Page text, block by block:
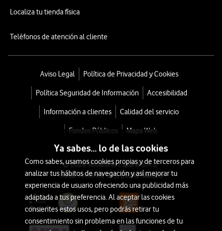
Localiza tu tienda física
Teléfonos de atención al cliente
Aviso Legal Política de Privacidad y Cookies
Política Seguridad de Información Accesibilidad
Información a clientes Calidad del servicio
Fondos Públicos Mapa Web
© 2026 Vodafone España S.A.U.
Avda. América 115, 28042 Madrid
Ya sabes... lo de las cookies
Como sabes, usamos cookies propias y de terceros para
analizar tus hábitos de navegación y así mejorar tu
experiencia de usuario ofreciendo una publicidad más
adaptada a tus preferencia. Al aceptar las cookies
consientes estos usos, pero podrás retirar tu
consentimiento sin problema en las funciones de tu